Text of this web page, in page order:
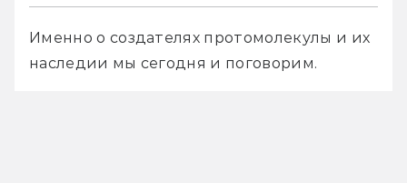
Именно о создателях протомолекулы и их
наследии мы сегодня и поговорим.